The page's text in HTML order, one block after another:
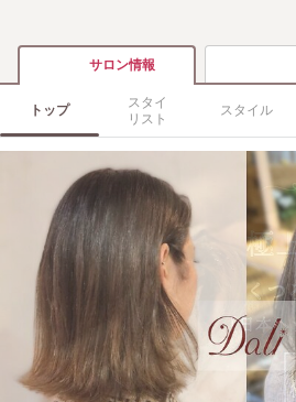
サロン情報
トップ
スタイ
リスト
スタイル